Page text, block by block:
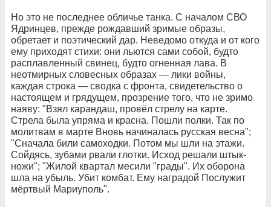
Но это не последнее обличье танка. С началом СВО
Ядринцев, прежде рождавший зримые образы,
обретает и поэтический дар. Неведомо откуда и от кого
ему приходят стихи: они льются сами собой, будто
расплавленный свинец, будто огненная лава. В
неотмирных словесных образах — лики войны,
каждая строка — сводка с фронта, свидетельство о
настоящем и грядущем, прозрение того, что не зримо
наяву: "Взял карандаш, провёл стрелу на карте.
Стрела была упряма и красна. Пошли полки. Так по
молитвам в марте Вновь начиналась русская весна";
"Сначала били самоходки. Потом мы шли на этажи.
Сойдясь, зубами рвали глотки. Исход решали штык-
ножи"; "Жилой квартал месили "грады". Их оборона
шла на убыль. Убит комбат. Ему наградой Послужит
мёртвый Мариуполь".